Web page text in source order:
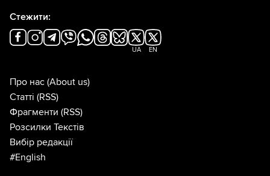
Стежити:
UA EN
Про нас (About us)
Статті (RSS)
Фрагменти (RSS)
Розсилки Текстів
Вибір редакції
#English